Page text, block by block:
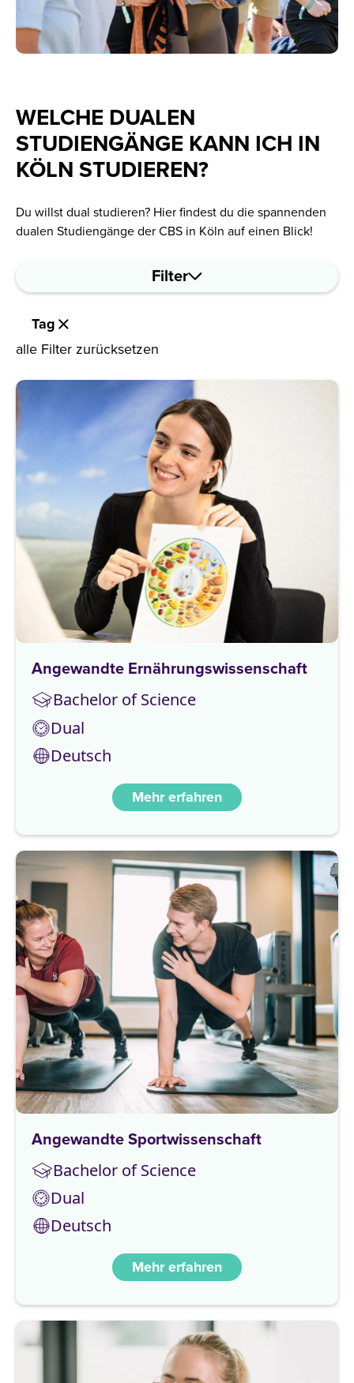
WELCHE DUALEN
STUDIENGÄNGE KANN ICH IN
KÖLN STUDIEREN?
Du willst dual studieren? Hier findest du die spannenden
dualen Studiengänge der CBS in Köln auf einen Blick!
Filter
Tag
alle Filter zurücksetzen
Angewandte Ernährungswissenschaft
Bachelor of Science
Dual
Deutsch
Mehr erfahren
Angewandte Sportwissenschaft
Bachelor of Science
Dual
Deutsch
Mehr erfahren